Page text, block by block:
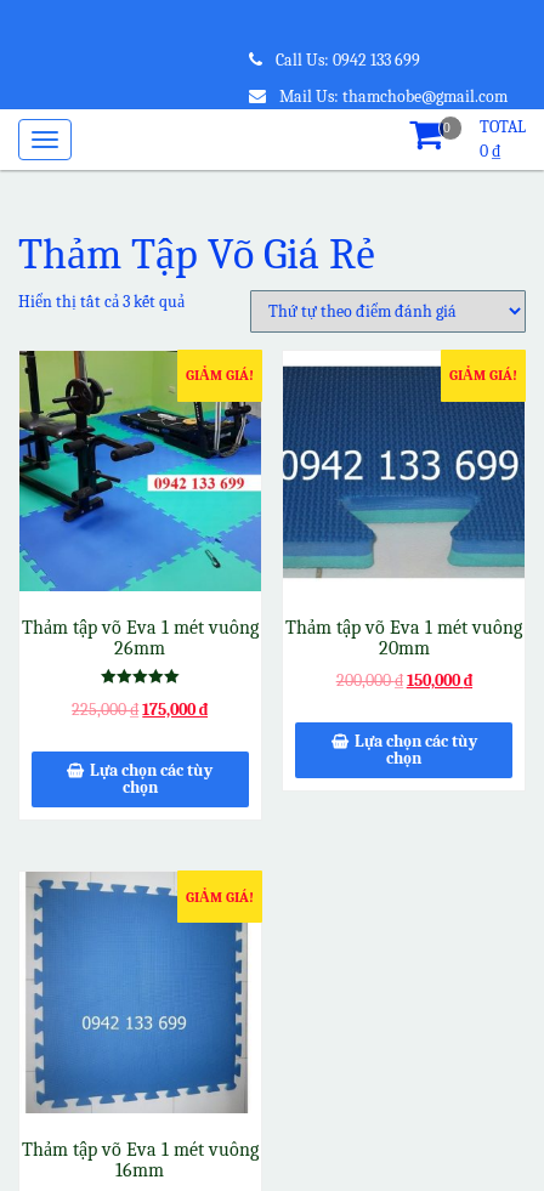
Call Us: 0942 133 699
Mail Us: thamchobe@gmail.com
0
TOTAL
0₫
Thảm Tập Võ Giá Rẻ
Hiển thị tất cả 3 kết quả
GIẢM GIÁ!
Thảm tập võ Eva 1 mét vuông
26mm
hạng
225,000₫175,000₫
Lựa chọn các tùy
chọn
GIẢM GIÁ!
Thảm tập võ Eva 1 mét vuông
20mm
200,000₫150,000₫
Lựa chọn các tùy
chọn
GIẢM GIÁ!
Thảm tập võ Eva 1 mét vuông
16mm